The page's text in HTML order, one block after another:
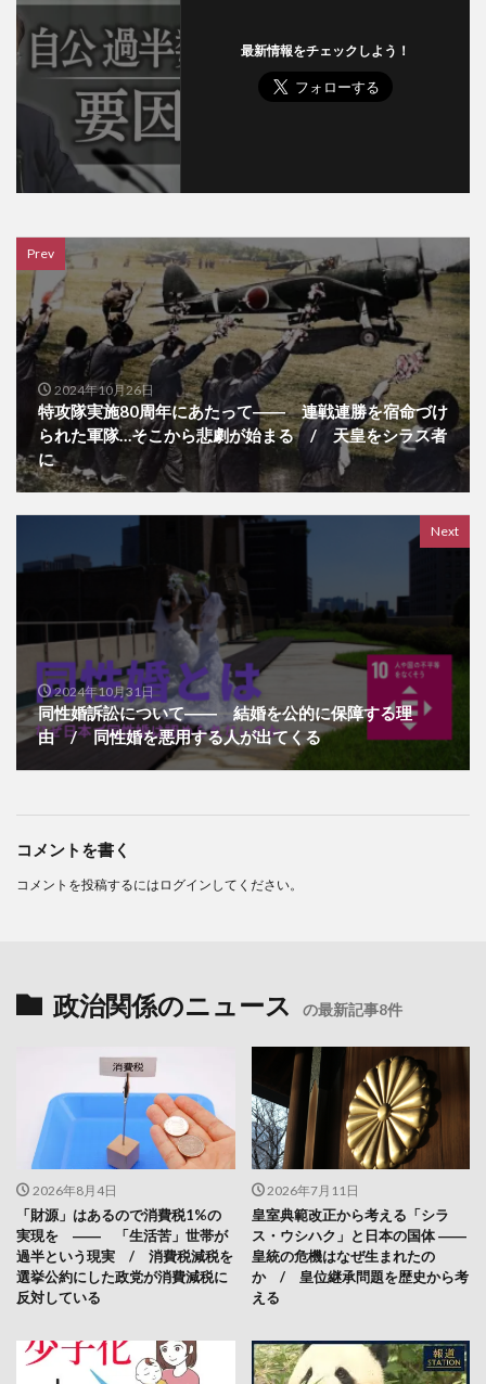
最新情報をチェックしよう！
Prev
2024年10月26日
特攻隊実施80周年にあたって―― 連戦連勝を宿命づけ
られた軍隊…そこから悲劇が始まる / 天皇をシラス者
に
Next
2024年10月31日
同性婚訴訟について―― 結婚を公的に保障する理
由 / 同性婚を悪用する人が出てくる
コメントを書く
コメントを投稿するには ログイン してください。
政治関係のニュース の最新記事8件
2026年8月4日
「財源」はあるので消費税1%の
実現を ―― 「生活苦」世帯が
過半という現実 / 消費税減税を
選挙公約にした政党が消費減税に
反対している
2026年7月11日
皇室典範改正から考える「シラ
ス・ウシハク」と日本の国体 ――
皇統の危機はなぜ生まれたの
か / 皇位継承問題を歴史から考
える